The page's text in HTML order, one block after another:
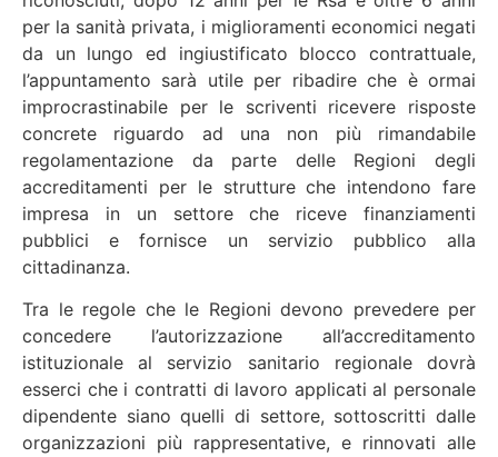
per la sanità privata, i miglioramenti economici negati
da un lungo ed ingiustificato blocco contrattuale,
l’appuntamento sarà utile per ribadire che è ormai
improcrastinabile per le scriventi ricevere risposte
concrete riguardo ad una non più rimandabile
regolamentazione da parte delle Regioni degli
accreditamenti per le strutture che intendono fare
impresa in un settore che riceve finanziamenti
pubblici e fornisce un servizio pubblico alla
cittadinanza.
Tra le regole che le Regioni devono prevedere per
concedere l’autorizzazione all’accreditamento
istituzionale al servizio sanitario regionale dovrà
esserci che i contratti di lavoro applicati al personale
dipendente siano quelli di settore, sottoscritti dalle
organizzazioni più rappresentative, e rinnovati alle